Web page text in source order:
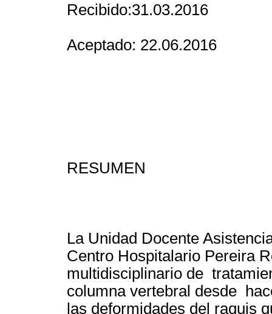
Recibido:31.03.2016
Aceptado: 22.06.2016
RESUMEN
La Unidad Docente
Centro Hospitalario Pereira
multidisciplinario de
columna vertebral desde
las deformidades del raquis